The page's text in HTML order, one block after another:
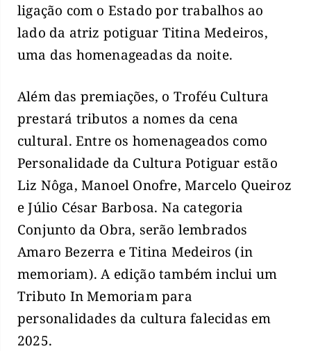
ligação com o Estado por trabalhos ao
lado da atriz potiguar Titina Medeiros,
uma das homenageadas da noite.
Além das premiações, o Troféu Cultura
prestará tributos a nomes da cena
cultural. Entre os homenageados como
Personalidade da Cultura Potiguar estão
Liz Nôga, Manoel Onofre, Marcelo Queiroz
e Júlio César Barbosa. Na categoria
Conjunto da Obra, serão lembrados
Amaro Bezerra e Titina Medeiros (in
memoriam). A edição também inclui um
Tributo In Memoriam para
personalidades da cultura falecidas em
2025.